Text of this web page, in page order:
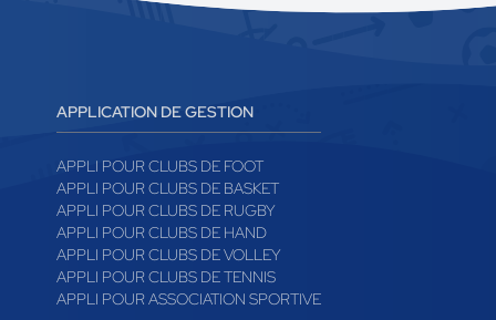
APPLICATION DE GESTION
APPLI POUR CLUBS DE FOOT
APPLI POUR CLUBS DE BASKET
APPLI POUR CLUBS DE RUGBY
APPLI POUR CLUBS DE HAND
APPLI POUR CLUBS DE VOLLEY
APPLI POUR CLUBS DE TENNIS
APPLI POUR ASSOCIATION SPORTIVE